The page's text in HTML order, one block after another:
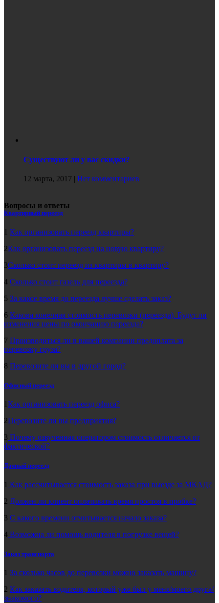
Существуют ли у вас скидки?
12 марта, 2017 | Нет комментариев
Вопросы и ответы
Квартирный переезд
1 Как организовать переезд квартиры?
2Как организовать переезд на новую квартиру?
3Сколько стоит переезд из квартиры в квартиру?
4 Сколько стоит газель для переезда?
5 За какое время до переезда лучше сделать заказ?
6 Какова конечная стоимость перевозки (переезда). Будут ли
изменения цены по окончанию переезда?
7 Производиться ли в вашей компании предоплата за
перевозку груза?
8 Перевозите ли вы в другой город?
Офисный переезд
1Как организовать переезд офиса?
2Перевозите ли вы предприятия?
3 Почему озвученная оператором стоимость отличается от
фактической?
Дачный переезд
1 Как рассчитывается стоимость заказа при выезде за МКАД?
2 Должен ли клиент оплачивать время простоя в пробке?
3 С какого времени отчитывается начало заказа?
4 Возможна ли помощь водителя в погрузке вещей?
Заказ транспорта
1 За сколько часов до перевозки можно заказать машину?
2 Как заказать водителя, который уже был у меня/моего друга/
знакомого?